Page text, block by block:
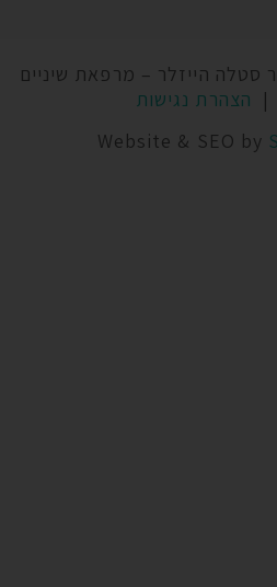
הייזלר – מרפאת שיניים
הצהרת נגישות
Website & SEO